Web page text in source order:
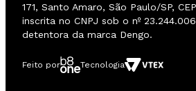
171, Santo Amaro, São Paulo/SP,
inscrita no CNPJ sob o nº
detentora da marca Dengo.
Feito por Tecnologia